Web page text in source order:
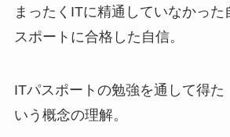
まったくITに精通していなかっ
スポートに合格した自信。
ITパスポートの勉強を通して得た
いう概念の理解。